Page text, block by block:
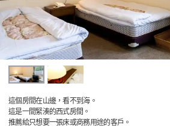
這個房間在山邊，看不到海。
這是一間緊湊的西式房間。
推薦給只想要一張床或商務用途的客戶。